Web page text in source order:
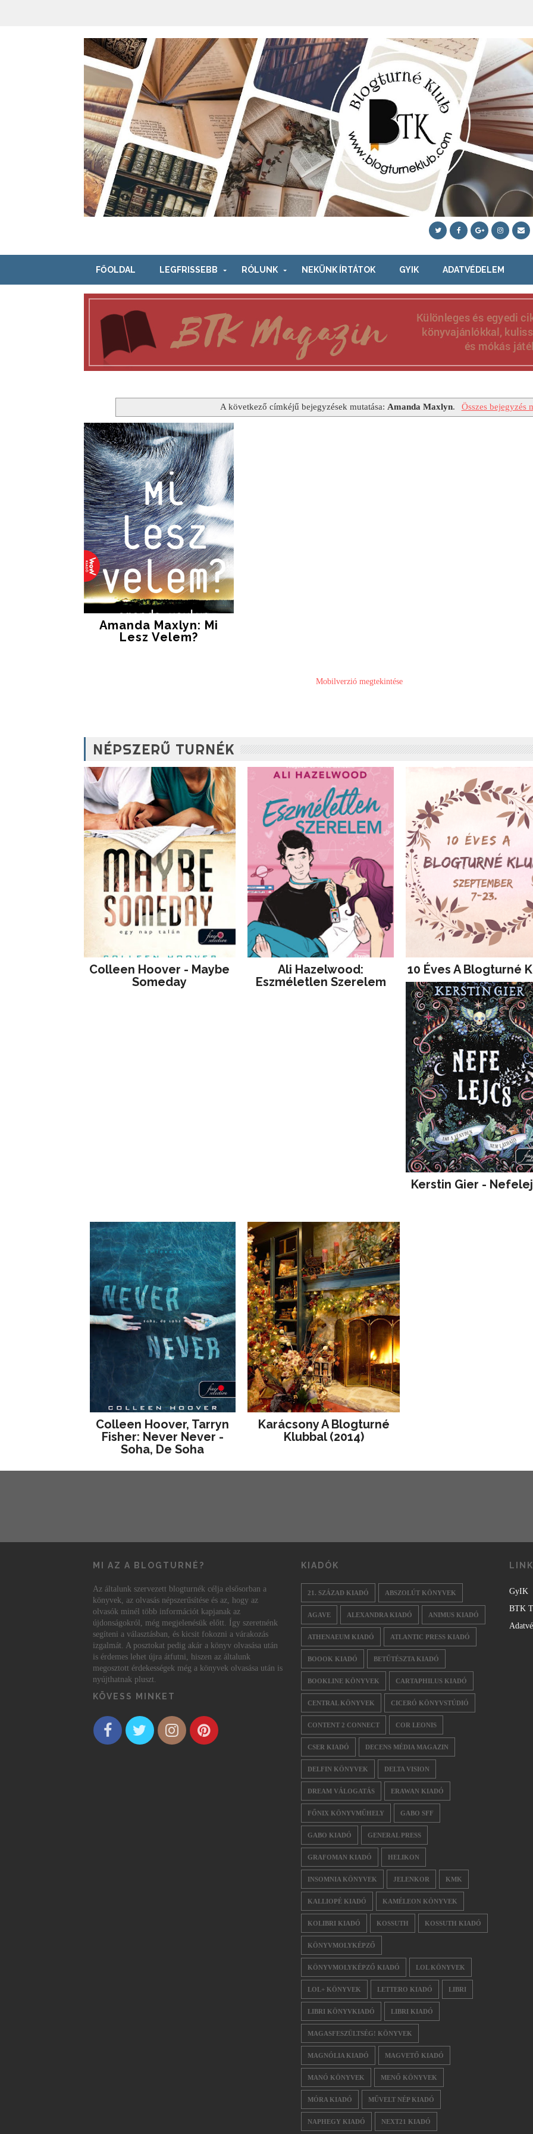
FŐOLDAL LEGFRISSEBB RÓLUNK NEKÜNK ÍRTÁTOK GYIK ADATVÉDELEM
A következő címkéjű bejegyzések mutatása: Amanda Maxlyn. Összes bejegyzés
Amanda Maxlyn: Mi
Lesz Velem?
Mobilverzió megtekintése
NÉPSZERŰ TURNÉK
Colleen Hoover - Maybe
Someday
Ali Hazelwood:
Eszméletlen Szerelem
10 Éves A Blogturné
Kerstin Gier -
Colleen Hoover, Tarryn
Fisher: Never Never -
Soha, De Soha
Karácsony A Blogturné
Klubbal (2014)
MI AZ A BLOGTURNÉ?
Az általunk szervezett blogturnék célja elsősorban a
könyvek, az olvasás népszerűsítése és az, hogy az
olvasók minél több információt kapjanak az
újdonságokról, még megjelenésük előtt. Így szeretnénk
segíteni a választásban, és kicsit fokozni a várakozás
izgalmát. A posztokat pedig akár a könyv olvasása után
is érdemes lehet újra átfutni, hiszen az általunk
megosztott érdekességek még a könyvek olvasása után is
nyújthatnak pluszt.
KÖVESS MINKET
KIADÓK
21. SZÁZAD KIADÓ ABSZOLÚT KÖNYVEK
AGAVE ALEXANDRA KIADÓ ANIMUS KIADÓ
ATHENAEUM KIADÓ ATLANTIC PRESS KIADÓ
BOOOK KIADÓ BETŰTÉSZTA KIADÓ
BOOKLINE KÖNYVEK CARTAPHILUS KIADÓ
CENTRAL KÖNYVEK CICERÓ KÖNYVSTÚDIÓ
CONTENT 2 CONNECT COR LEONIS
CSER KIADÓ DECENS MÉDIA MAGAZIN
DELFIN KÖNYVEK DELTA VISION
DREAM VÁLOGATÁS ERAWAN KIADÓ
FŐNIX KÖNYVMŰHELY GABO SFF
GABO KIADÓ GENERAL PRESS
GRAFOMAN KIADÓ HELIKON
INSOMNIA KÖNYVEK JELENKOR KMK
KALLIOPÉ KIADÓ KAMÉLEON KÖNYVEK
KOLIBRI KIADÓ KOSSUTH KOSSUTH KIADÓ
KÖNYVMOLYKÉPZŐ
KÖNYVMOLYKÉPZŐ KIADÓ LOL KÖNYVEK
LOL+ KÖNYVEK LETTERO KIADÓ LIBRI
LIBRI KÖNYVKIADÓ LIBRI KIADÓ
MAGASFESZÜLTSÉG! KÖNYVEK
MAGNÓLIA KIADÓ MAGVETŐ KIADÓ
MANÓ KÖNYVEK MENŐ KÖNYVEK
MÓRA KIADÓ MŰVELT NÉP KIADÓ
NAPHEGY KIADÓ NEXT21 KIADÓ
GyIK
BTK